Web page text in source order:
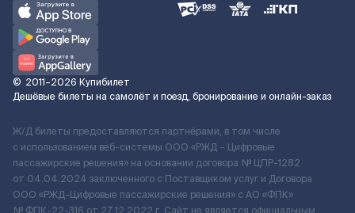
© 2011–2026 Купибилет
Дешёвые билеты на самолёт и поезд, бронирование и онлайн-заказ
Ж/Д билеты предоставляются партнёрами, в том числе
с использованием веб-системы ООО «РЖД – Цифровые
пассажирские решения» на основании договора № ЦПР-1282
от 04.04.2024 заключенного с Поставщиком услуг и Договора
ООО «РЖД-Цифровые пассажирские решения» c АО «ФПК»